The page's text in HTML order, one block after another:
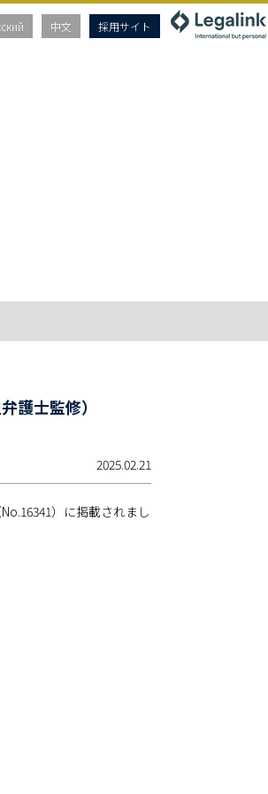
中文 採用サイト
護士監修）
2025.02.21
）に掲載されまし